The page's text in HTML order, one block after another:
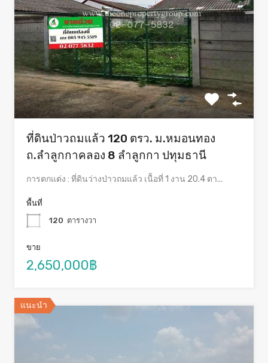
ที่ดินป่าวถมแล้ว 120 ตรว. ม.หมอนทอง
ถ.ลำลูกกาคลอง 8 ลำลูกกา ปทุมธานี
การตกแต่ง : ที่ดินว่างป่าวถมแล้ว เนืัอที่ 1 งาน 20.4 ตา...
พื้นที่
120 ตารางวา
ขาย
2,650,000฿
แนะนำ